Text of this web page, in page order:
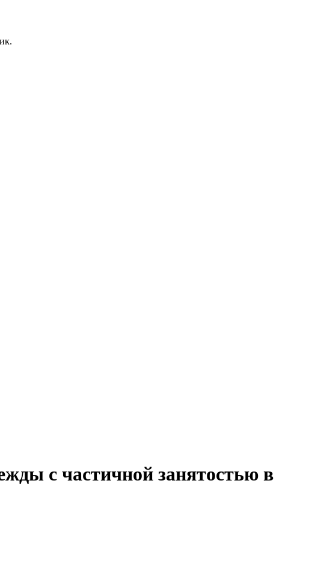
с частичной занятостью в